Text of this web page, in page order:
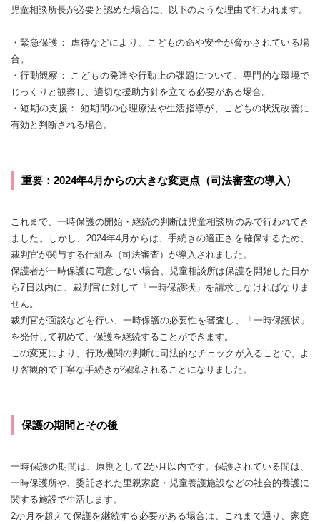
児童相談所長が必要と認めた場合に、以下のような理由で行われます。
・緊急保護： 虐待などにより、こどもの命や安全が脅かされている場
合。
・行動観察： こどもの発達や行動上の課題について、専門的な環境で
じっくりと観察し、適切な援助方針を立てる必要がある場合。
・短期の支援： 短期間の心理療法や生活指導が、こどもの状況改善に
有効と判断される場合。
重要：2024年4月からの大きな変更点（司法審査の導入）
これまで、一時保護の開始・継続の判断は児童相談所のみで行われてき
ました。しかし、2024年4月からは、手続きの適正さを確保するため、
裁判官が関与する仕組み（司法審査）が導入されました。
保護者が一時保護に同意しない場合、児童相談所は保護を開始した日か
ら7日以内に、裁判官に対して「一時保護状」を請求しなければなりま
せん。
裁判官が面談などを行い、一時保護の必要性を審査し、「一時保護状」
を発付して初めて、保護を継続することができます。
この変更により、行政機関の判断に司法的なチェックが入ることで、よ
り客観的で丁寧な手続きが保障されることになりました。
保護の期間とその後
一時保護の期間は、原則として2か月以内です。保護されている間は、
一時保護所や、委託された里親家庭・児童養護施設などの社会的養護に
関する施設で生活します。
2か月を超えて保護を継続する必要がある場合は、これまで通り、家庭